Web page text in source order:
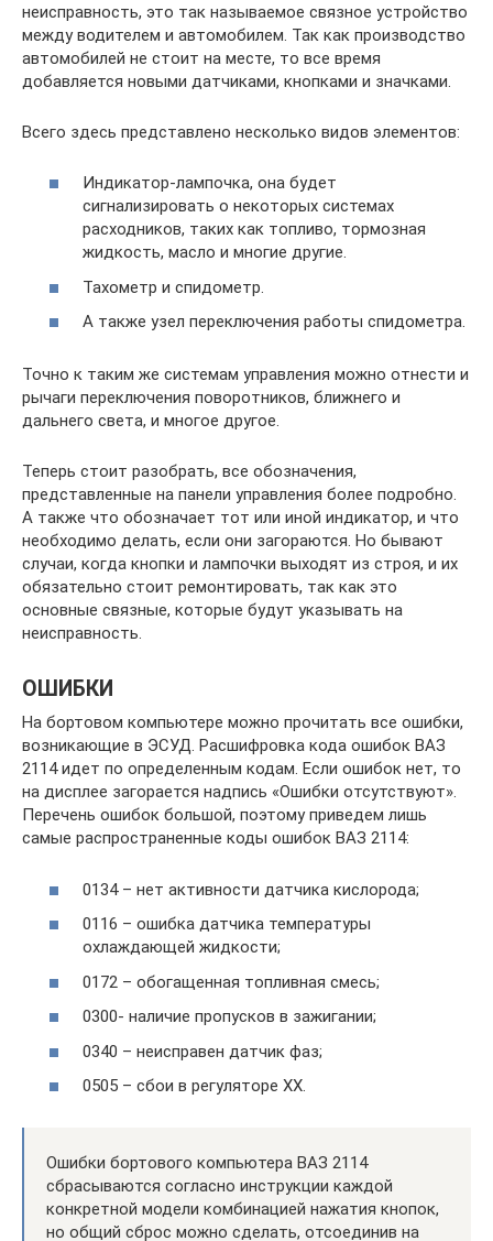
неисправность, это так называемое связное устройство
между водителем и автомобилем. Так как производство
автомобилей не стоит на месте, то все время
добавляется новыми датчиками, кнопками и значками.
Всего здесь представлено несколько видов элементов:
Индикатор-лампочка, она будет
сигнализировать о некоторых системах
расходников, таких как топливо, тормозная
жидкость, масло и многие другие.
Тахометр и спидометр.
А также узел переключения работы спидометра.
Точно к таким же системам управления можно отнести и
рычаги переключения поворотников, ближнего и
дальнего света, и многое другое.
Теперь стоит разобрать, все обозначения,
представленные на панели управления более подробно.
А также что обозначает тот или иной индикатор, и что
необходимо делать, если они загораются. Но бывают
случаи, когда кнопки и лампочки выходят из строя, и их
обязательно стоит ремонтировать, так как это
основные связные, которые будут указывать на
неисправность.
ОШИБКИ
На бортовом компьютере можно прочитать все ошибки,
возникающие в ЭСУД. Расшифровка кода ошибок ВАЗ
2114 идет по определенным кодам. Если ошибок нет, то
на дисплее загорается надпись «Ошибки отсутствуют».
Перечень ошибок большой, поэтому приведем лишь
самые распространенные коды ошибок ВАЗ 2114:
0134 – нет активности датчика кислорода;
0116 – ошибка датчика температуры
охлаждающей жидкости;
0172 – обогащенная топливная смесь;
0300- наличие пропусков в зажигании;
0340 – неисправен датчик фаз;
0505 – сбои в регуляторе ХХ.
Ошибки бортового компьютера ВАЗ 2114
сбрасываются согласно инструкции каждой
конкретной модели комбинацией нажатия кнопок,
но общий сброс можно сделать, отсоединив на